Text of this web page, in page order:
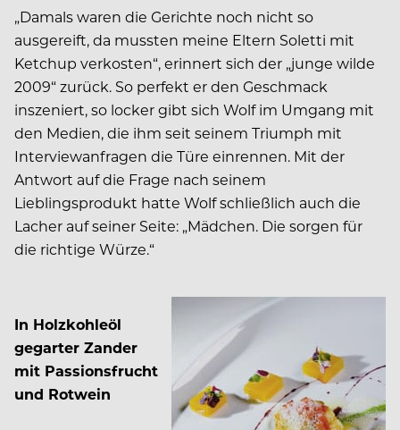
„Damals waren die Gerichte noch nicht so
ausgereift, da mussten meine Eltern Soletti mit
Ketchup verkosten“, erinnert sich der „junge wilde
2009“ zurück. So perfekt er den Geschmack
inszeniert, so locker gibt sich Wolf im Umgang mit
den Medien, die ihm seit seinem Triumph mit
Interviewanfragen die Türe einrennen. Mit der
Antwort auf die Frage nach seinem
Lieblingsprodukt hatte Wolf schließlich auch die
Lacher auf seiner Seite: „Mädchen. Die sorgen für
die richtige Würze.“
In Holzkohleöl
gegarter Zander
mit Passionsfrucht
und Rotwein